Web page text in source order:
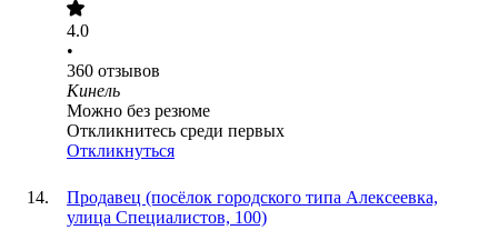
4.0
•
360 отзывов
Кинель
Можно без резюме
Откликнитесь среди первых
Откликнуться
Продавец (посёлок городского типа Алексеевка,
улица Специалистов, 100)